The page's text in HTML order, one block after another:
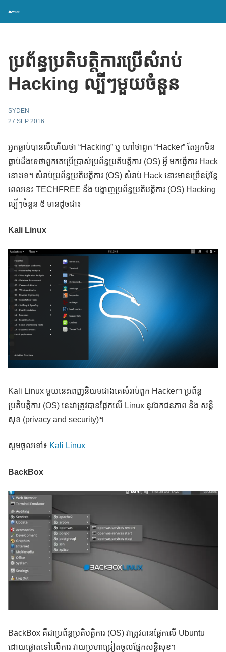
ប្រព័ន្ធប្រតិបត្តិការប្រើសំរាប់
Hacking ល្បីៗមួយចំនួន
SYDEN
27 SEP 2016
អ្នកធ្លាប់បានលឺហើយថា “Hacking” ឬ ហៅថាពួក “Hacker” តែអ្នកមិន
ធ្លាប់ដឹងទេថាពួកគេប្រើប្រាស់ប្រព័ន្ធប្រតិបត្តិការ (OS) អ្វី មកធ្វើការ Hack
នោះទេ។ សំរាប់ប្រព័ន្ធប្រតិបត្តិការ (OS) សំរាប់ Hack នោះមានច្រើនប៉ុន្តែ
ពេលនេះ TECHFREE នឹង បង្ហាញប្រព័ន្ធប្រតិបត្តិការ (OS) Hacking
ល្បីៗចំនួន ៥ មានដូចជា៖
Kali Linux
Kali Linux មួយនេះពេញនិយមជាងគេសំរាប់ពួក Hacker។ ប្រព័ន្ធ
ប្រតិបត្តិការ (OS) នេះវាត្រូវបានផ្អែកលើ Linux នូវឯកជនភាព និង សន្តិ
សុខ (privacy and security)។
សូមចូលទៅ៖ Kali Linux
BackBox
BackBox គឺជាប្រព័ន្ធប្រតិបត្តិការ (OS) វាត្រូវបានផ្អែកលើ Ubuntu
ដោយផ្តោតទៅលើការ វាយប្រហាជ្រៀតចូលផ្នែកសន្តិសុខ។